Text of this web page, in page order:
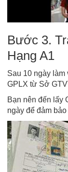
Bước 3.
Hạng A1
Sau 10 ngày
GPLX từ Sở
Bạn nên đến lấy
ngày để đảm